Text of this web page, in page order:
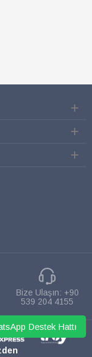
Bize Ulaşın: +90
539 204 4155
Destek Hattı